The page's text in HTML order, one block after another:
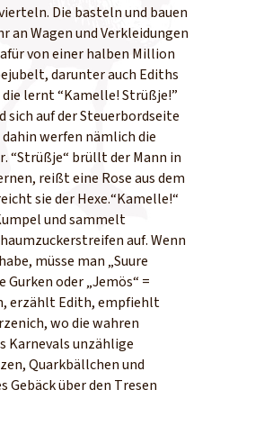
Die basteln und bauen
an Wagen und Verkleidungen
von einer halben Million
darunter auch Ediths
die lernt “Kamelle! Strüßje!”
sich auf der Steuerbordseite
werfen nämlich die
“Strüßje“ brüllt der Mann in
reißt eine Rose aus dem
sie der Hexe.“Kamelle!“
und sammelt
auf. Wenn
müsse man „Suure
Gurken oder „Jemös“ =
erzählt Edith, empfiehlt
wo die wahren
Karnevals unzählige
Quarkbällchen und
Gebäck über den Tresen